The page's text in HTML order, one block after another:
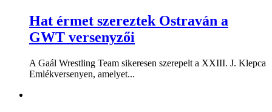
Hat érmet szereztek Ostraván a
GWT versenyzői
A Gaál Wrestling Team sikeresen szerepelt a XXIII. J. Klepca
Emlékversenyen, amelyet...